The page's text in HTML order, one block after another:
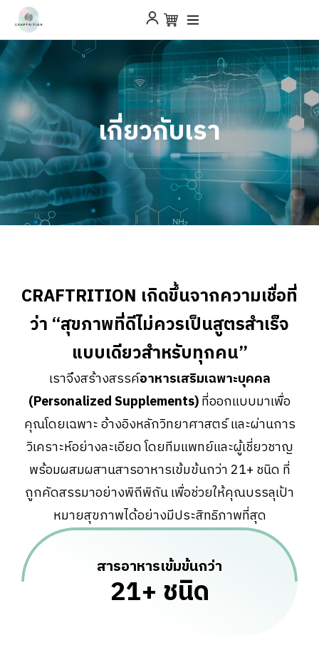
เกี่ยวกับเรา
CRAFTRITION เกิดขึ้นจากความเชื่อที่
ว่า “สุขภาพที่ดีไม่ควรเป็นสูตรสำเร็จ
แบบเดียวสำหรับทุกคน”
เราจึงสร้างสรรค์อาหารเสริมเฉพาะบุคคล
(Personalized Supplements)ที่ออกแบบมาเพื่อ
คุณโดยเฉพาะ อ้างอิงหลักวิทยาศาสตร์ และผ่านการ
วิเคราะห์อย่างละเอียด โดยทีมแพทย์และผู้เชี่ยวชาญ
พร้อมผสมผสานสารอาหารเข้มข้นกว่า 21+ ชนิด ที่
ถูกคัดสรรมาอย่างพิถีพิถัน เพื่อช่วยให้คุณบรรลุเป้า
หมายสุขภาพได้อย่างมีประสิทธิภาพที่สุด
สารอาหารเข้มข้นกว่า
21+ ชนิด